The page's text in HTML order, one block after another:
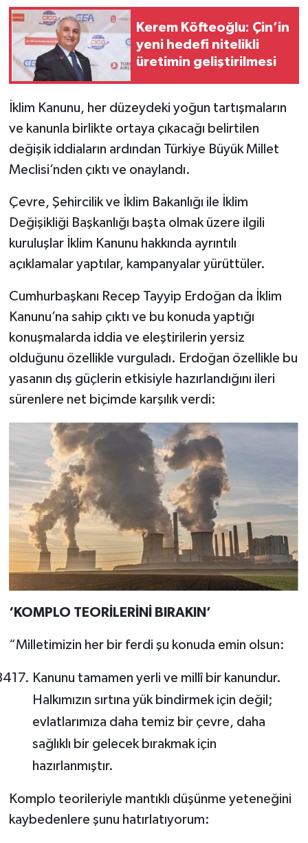
Kerem Köfteoğlu: Çin’in
yeni hedefi nitelikli
üretimin geliştirilmesi
İklim Kanunu, her düzeydeki yoğun tartışmaların
ve kanunla birlikte ortaya çıkacağı belirtilen
değişik iddiaların ardından Türkiye Büyük Millet
Meclisi’nden çıktı ve onaylandı.
Çevre, Şehircilik ve İklim Bakanlığı ile İklim
Değişikliği Başkanlığı başta olmak üzere ilgili
kuruluşlar İklim Kanunu hakkında ayrıntılı
açıklamalar yaptılar, kampanyalar yürüttüler.
Cumhurbaşkanı Recep Tayyip Erdoğan da İklim
Kanunu’na sahip çıktı ve bu konuda yaptığı
konuşmalarda iddia ve eleştirilerin yersiz
olduğunu özellikle vurguladı. Erdoğan özellikle bu
yasanın dış güçlerin etkisiyle hazırlandığını ileri
sürenlere net biçimde karşılık verdi:
‘KOMPLO TEORİLERİNİ BIRAKIN’
“Milletimizin her bir ferdi şu konuda emin olsun:
Kanunu tamamen yerli ve millî bir kanundur.
Halkımızın sırtına yük bindirmek için değil;
evlatlarımıza daha temiz bir çevre, daha
sağlıklı bir gelecek bırakmak için
hazırlanmıştır.
Komplo teorileriyle mantıklı düşünme yeteneğini
kaybedenlere şunu hatırlatıyorum: